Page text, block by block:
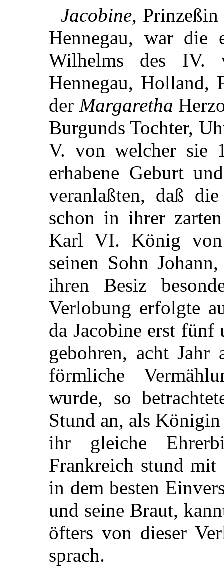
Jacobine,
Hennegau, war die
Wilhelms des IV.
Hennegau, Holland,
der Margaretha
Burgunds Tochter,
V. von welcher sie
erhabene Geburt
veranlaßten, daß
schon in ihrer
Karl VI. König
seinen Sohn
ihren Besiz
Verlobung erfolgte
da Jacobine erst
gebohren, acht
förmliche
wurde, so
Stund an, als
ihr gleiche
Frankreich stund mit
in dem besten
und seine Braut,
öfters von dieser
sprach.